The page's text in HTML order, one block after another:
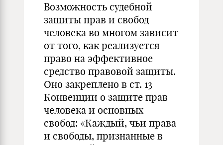
Возможность судебной
защиты прав и свобод
человека во многом зависит
от того, как реализуется
право на эффективное
средство правовой защиты.
Оно закреплено в ст. 13
Конвенции о защите прав
человека и основных
свобод: «Каждый, чьи права
и свободы, признанные в